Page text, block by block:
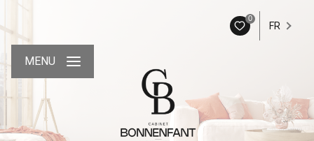
0
FR
MENU